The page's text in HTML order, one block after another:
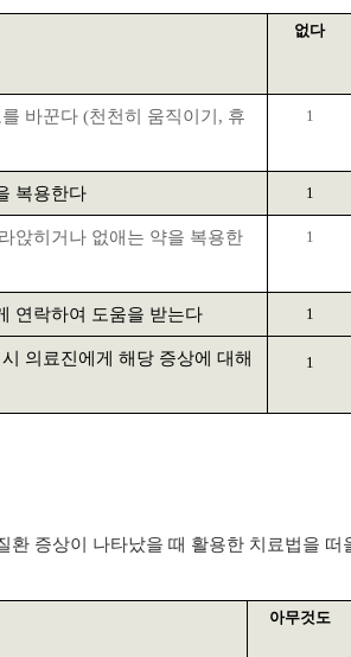
없다
바꾼다 (천천히 움직이기 , 휴
1
복용한다 1
앉히거나 없애는 약을 복용한
1
연락하여 도움을 받는다 1
의료진에게 해당 증상에 대해
1
환 증상이 나타났을 때 활용한 치료법을 떠
아무것도